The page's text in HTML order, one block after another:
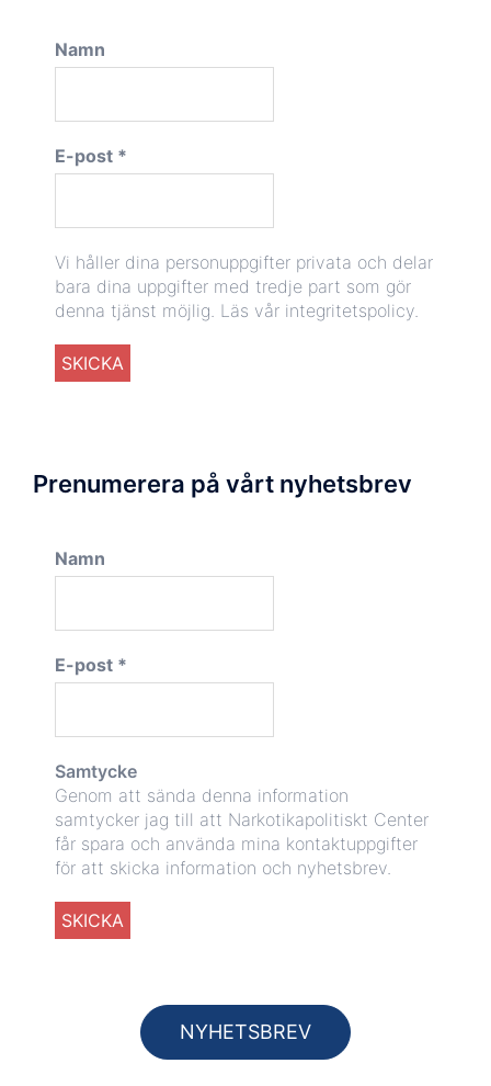
Namn
E-post *
Vi håller dina personuppgifter privata och delar
bara dina uppgifter med tredje part som gör
denna tjänst möjlig. Läs vår integritetspolicy.
Prenumerera på vårt nyhetsbrev
Namn
E-post *
Samtycke
Genom att sända denna information
samtycker jag till att Narkotikapolitiskt Center
får spara och använda mina kontaktuppgifter
för att skicka information och nyhetsbrev.
NYHETSBREV